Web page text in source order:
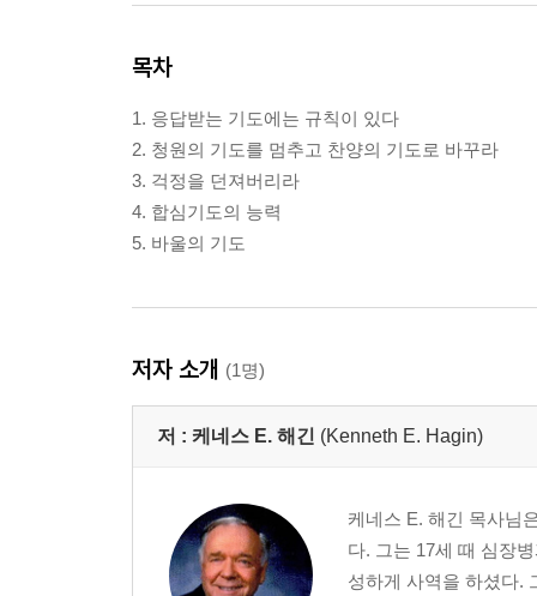
목차
1. 응답받는 기도에는 규칙이 있다
2. 청원의 기도를 멈추고 찬양의 기도로 바꾸라
3. 걱정을 던져버리라
4. 합심기도의 능력
5. 바울의 기도
저자 소개 (1명)
저 : 케네스 E. 해긴 (Kenneth E. Hagin)
케네스 E. 해긴 목사님
다. 그는 17세 때 심장
성하게 사역을 하셨다.